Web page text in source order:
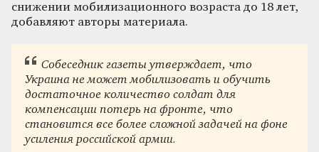
снижении мобилизационного возраста до 18 лет,
добавляют авторы материала.
Собеседник газеты утверждает, что
Украина не может мобилизовать и обучить
достаточное количество солдат для
компенсации потерь на фронте, что
становится все более сложной задачей на фоне
усиления российской армии.